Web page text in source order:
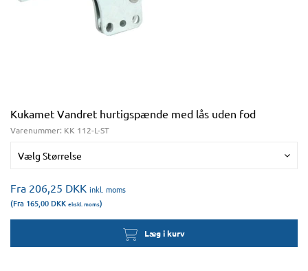
Kukamet Vandret hurtigspænde med lås uden fod
Varenummer: KK 112-L-ST
Vælg Størrelse
Fra 206,25 DKK inkl. moms
(Fra 165,00 DKK ekskl. moms)
Læg i kurv